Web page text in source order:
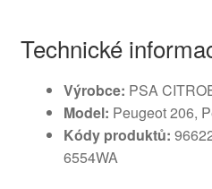
Technické
Výrobce: PSA
Model: Peugeot 206,
Kódy produktů:
6554WA